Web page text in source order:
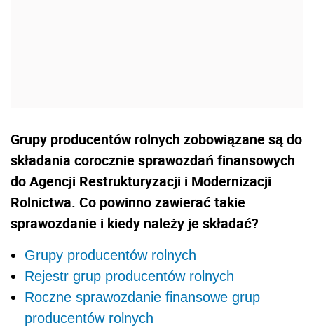
Grupy producentów rolnych zobowiązane są do
składania corocznie sprawozdań finansowych
do Agencji Restrukturyzacji i Modernizacji
Rolnictwa. Co powinno zawierać takie
sprawozdanie i kiedy należy je składać?
Grupy producentów rolnych
Rejestr grup producentów rolnych
Roczne sprawozdanie finansowe grup
producentów rolnych